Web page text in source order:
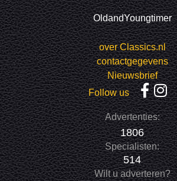
OldandYoungtimer
over Classics.nl
contactgegevens
Nieuwsbrief
Follow us
Advertenties:
1806
Specialisten:
514
Wilt u adverteren?